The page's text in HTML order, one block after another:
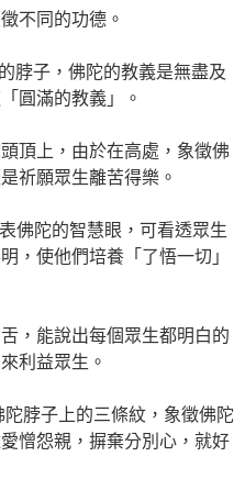
不同的功德。
脖子，佛陀的教義是無盡及
圓滿的教義」。
頂上，由於在高處，象徵佛
祈願眾生離苦得樂。
佛陀的智慧眼，可看透眾生
，使他們培養「了悟一切」
，能說出每個眾生都明白的
利益眾生。
脖子上的三條紋，象徵佛陀
憎怨親，摒棄分別心，就好